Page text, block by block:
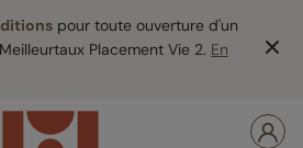
pour toute ouverture d'un
Placement Vie 2. En